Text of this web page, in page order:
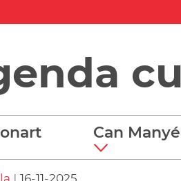
Can Manyé
| 16-11-2025